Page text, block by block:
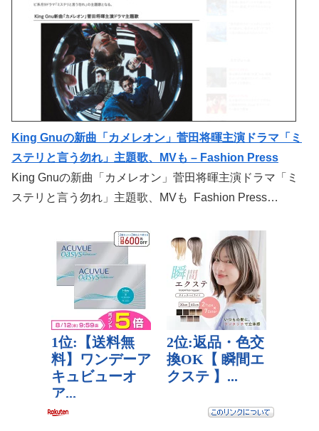
King Gnuの新曲「カメレオン」菅田将暉主演ドラマ「ミ
ステリと言う勿れ」主題歌、MVも – Fashion Press
King Gnuの新曲「カメレオン」菅田将暉主演ドラマ「ミ
ステリと言う勿れ」主題歌、MVも Fashion Press…